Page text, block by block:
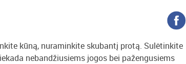
kūną, nuraminkite skubantį protą. Sulėtinkite
nebandžiusiems jogos bei pažengusiems